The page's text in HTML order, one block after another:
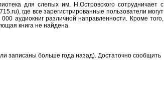
для слепых им. Н.Островского сотрудничает с
где все зарегистрированные пользователи могут
аудиокниг различной направленности. Кроме того,
книга не найдена.
записаны больше года назад). Достаточно сообщить